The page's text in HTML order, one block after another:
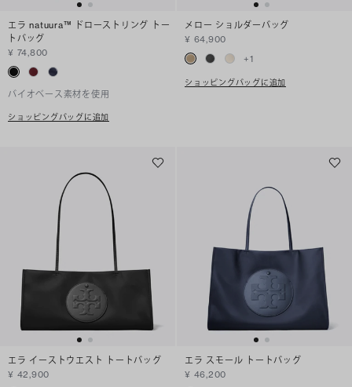
エラ natuura™ ドローストリング トー
トバッグ
¥ 74,800
バイオベース素材を使用
ショッピングバッグに追加
メロー ショルダーバッグ
¥ 64,900
+1
ショッピングバッグに追加
エラ イーストウエスト トートバッグ
¥ 42,900
エラ スモール トートバッグ
¥ 46,200